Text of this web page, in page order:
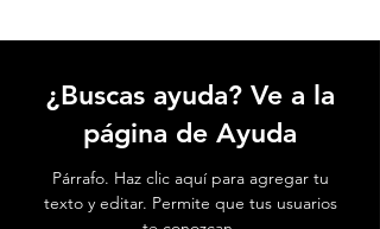
¿Buscas ayuda? Ve a la
página de Ayuda
Párrafo. Haz clic aquí para agregar tu
texto y editar. Permite que tus usuarios